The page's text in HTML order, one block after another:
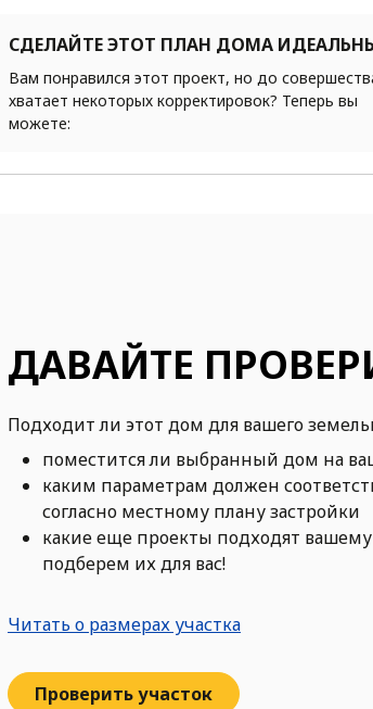
СДЕЛАЙТЕ ЭТОТ ПЛАН ДОМА
Вам понравился этот проект, но до
хватает некоторых корректировок? Теперь вы
можете:
ДАВАЙТЕ
Подходит ли этот дом для вашего
поместится ли выбранный дом на
каким параметрам должен
согласно местному плану застройки
какие еще проекты подходят
подберем их для вас!
Читать о размерах участка
Проверить участок